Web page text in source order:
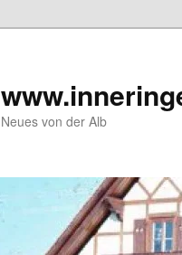
Neues von der Alb